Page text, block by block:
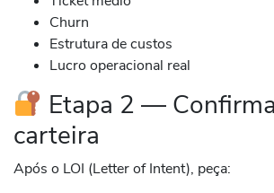
Churn
Estrutura de custos
Lucro operacional real
Etapa 2 —
carteira
Após o LOI (Letter of Intent), peça: